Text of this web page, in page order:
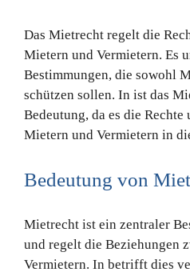
Das Mietrecht regelt die
Mietern und Vermietern. Es
Bestimmungen, die sowohl
schützen sollen. In ist das
Bedeutung, da es die
Mietern und Vermietern in
Bedeutung von
Mietrecht ist ein zentraler
und regelt die Beziehungen
Vermietern. In betrifft dies